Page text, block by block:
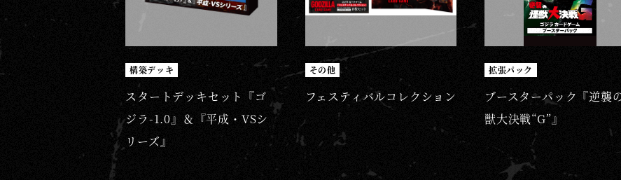
構築デッキ
スタートデッキセット『ゴ
ジラ-1.0』＆『平成・VSシ
リーズ』
その他
フェスティバルコレクション
拡張パック
ブースターパック『逆襲
獣大決戦“G”』